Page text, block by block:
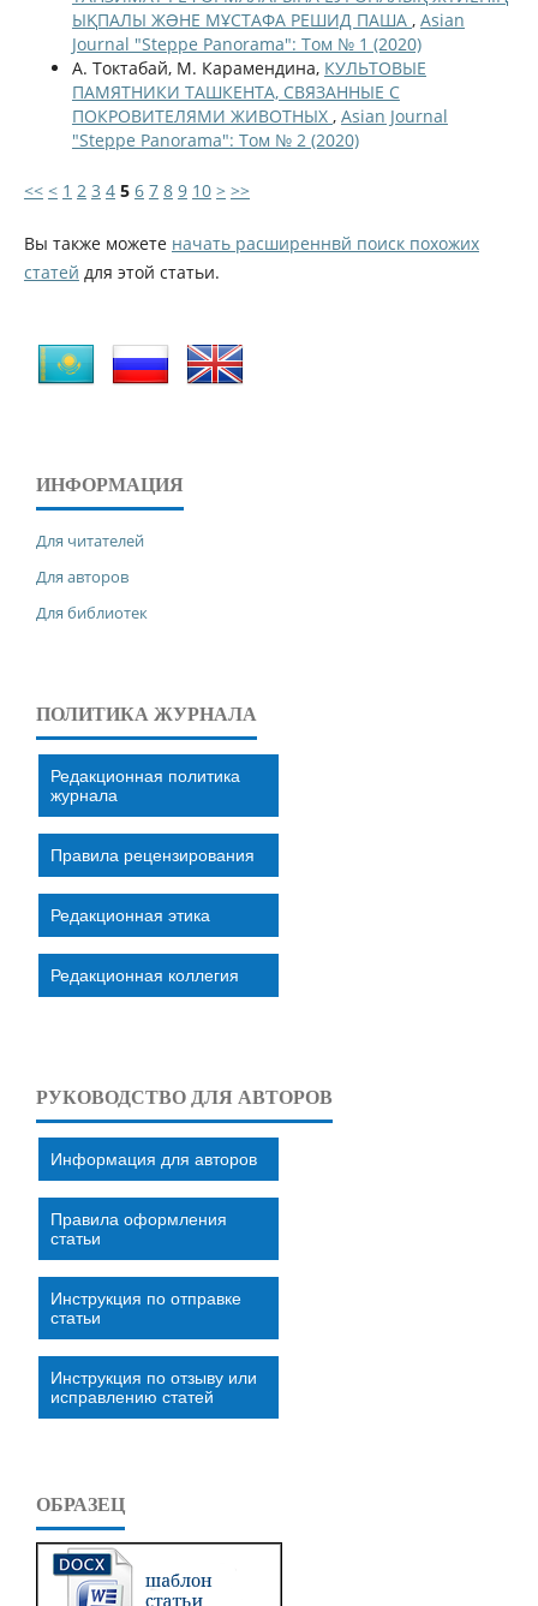
ЫҚПАЛЫ ЖƏНЕ МҰСТАФА РЕШИД ПАША , Asian
Journal "Steppe Panorama": Том № 1 (2020)
А. Токтабай, М. Карамендина, КУЛЬТОВЫЕ
ПАМЯТНИКИ ТАШКЕНТА, СВЯЗАННЫЕ С
ПОКРОВИТЕЛЯМИ ЖИВОТНЫХ , Asian Journal
"Steppe Panorama": Том № 2 (2020)
<< < 1 2 3 4 5 6 7 8 9 10 > >>
Вы также можете начать расширеннвй поиск похожих
статей для этой статьи.
ИНФОРМАЦИЯ
Для читателей
Для авторов
Для библиотек
ПОЛИТИКА ЖУРНАЛА
Редакционная политика
журнала
Правила рецензирования
Редакционная этика
Редакционная коллегия
РУКОВОДСТВО ДЛЯ АВТОРОВ
Информация для авторов
Правила оформления
статьи
Инструкция по отправке
статьи
Инструкция по отзыву или
исправлению статей
ОБРАЗЕЦ